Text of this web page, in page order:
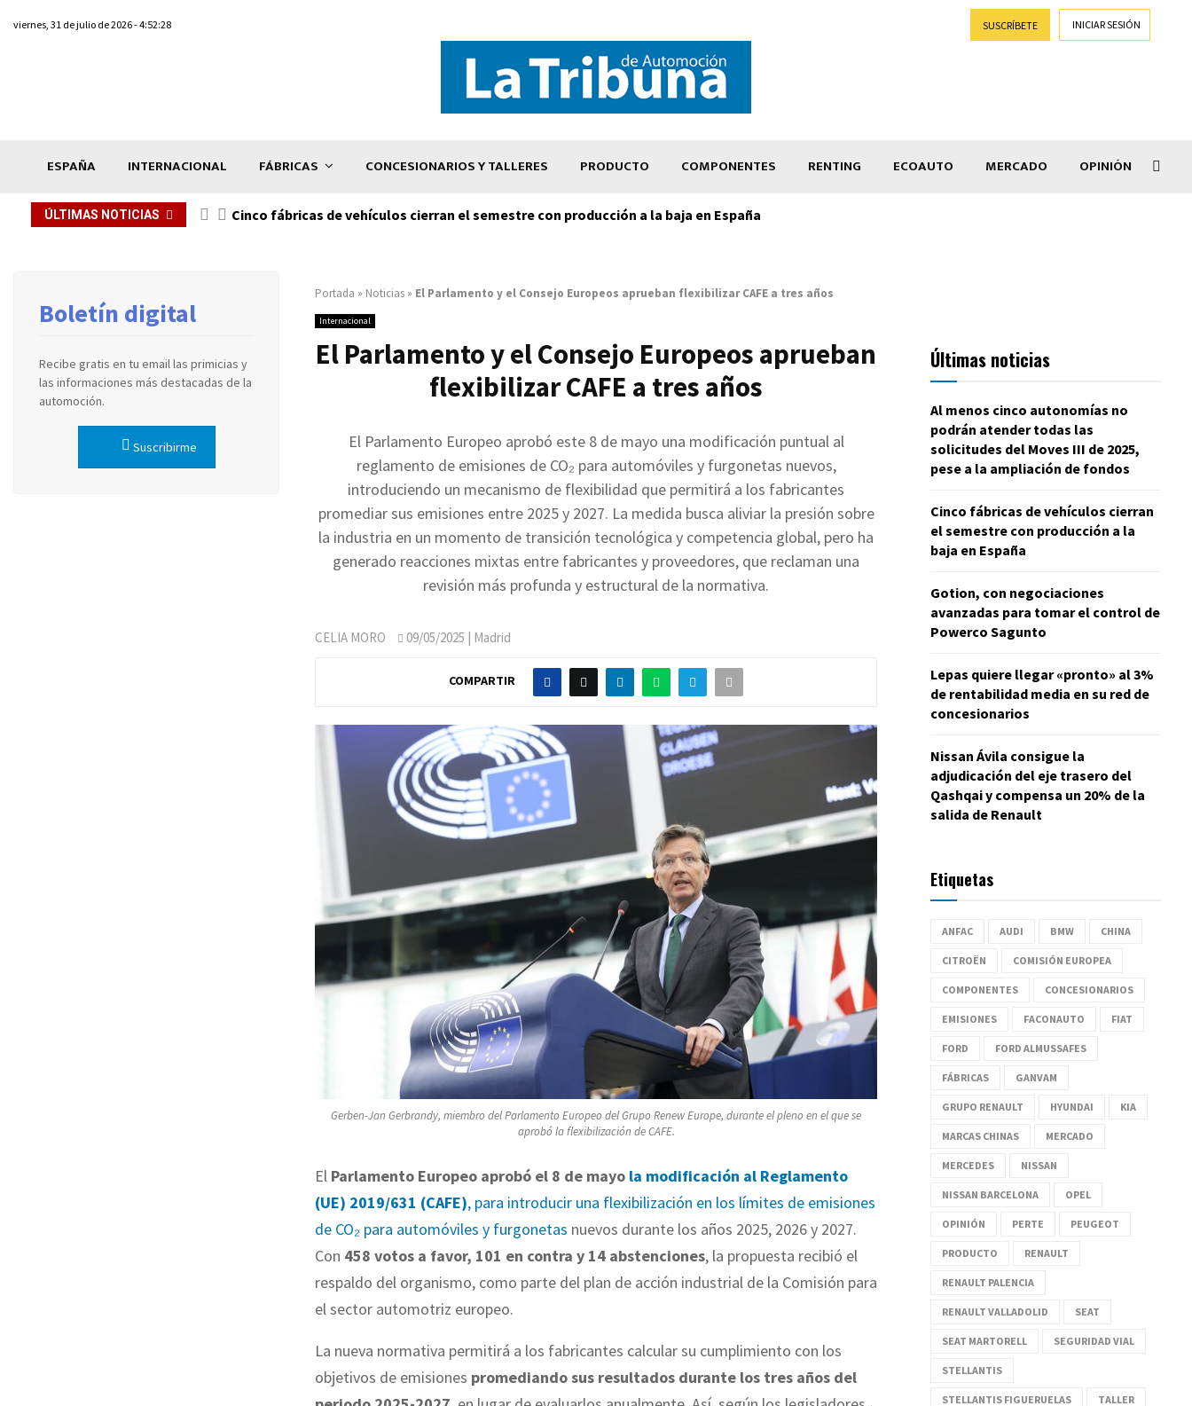
viernes, 31 de julio de 2026 - 4:52:28 SUSCRÍBETE INICIAR SESIÓN
ESPAÑA INTERNACIONAL FÁBRICAS CONCESIONARIOS Y TALLERES PRODUCTO COMPONENTES RENTING ECOAUTO MERCADO OPINIÓN
ÚLTIMAS NOTICIAS Cinco fábricas de vehículos cierran el semestre con producción a la baja en España
Portada » Noticias » El Parlamento y el Consejo Europeos aprueban flexibilizar CAFE a tres años
Internacional
El Parlamento y el Consejo Europeos aprueban
flexibilizar CAFE a tres años
El Parlamento Europeo aprobó este 8 de mayo una modificación puntual al
reglamento de emisiones de CO₂ para automóviles y furgonetas nuevos,
introduciendo un mecanismo de flexibilidad que permitirá a los fabricantes
promediar sus emisiones entre 2025 y 2027. La medida busca aliviar la presión sobre
la industria en un momento de transición tecnológica y competencia global, pero ha
generado reacciones mixtas entre fabricantes y proveedores, que reclaman una
revisión más profunda y estructural de la normativa.
CELIA MORO 09/05/2025 | Madrid
COMPARTIR
Gerben-Jan Gerbrandy, miembro del Parlamento Europeo del Grupo Renew Europe, durante el pleno en el que se
aprobó la flexibilización de CAFE.
El Parlamento Europeo aprobó el 8 de mayo la modificación al Reglamento
(UE) 2019/631 (CAFE), para introducir una flexibilización en los límites de emisiones
de CO₂ para automóviles y furgonetas nuevos durante los años 2025, 2026 y 2027.
Con 458 votos a favor, 101 en contra y 14 abstenciones, la propuesta recibió el
respaldo del organismo, como parte del plan de acción industrial de la Comisión para
el sector automotriz europeo.
La nueva normativa permitirá a los fabricantes calcular su cumplimiento con los
objetivos de emisiones promediando sus resultados durante los tres años del
Boletín digital
Recibe gratis en tu email las primicias y
las informaciones más destacadas de la
automoción.
Suscribirme
Últimas noticias
Al menos cinco autonomías no
podrán atender todas las
solicitudes del Moves III de 2025,
pese a la ampliación de fondos
Cinco fábricas de vehículos cierran
el semestre con producción a la
baja en España
Gotion, con negociaciones
avanzadas para tomar el control de
Powerco Sagunto
Lepas quiere llegar «pronto» al 3%
de rentabilidad media en su red de
concesionarios
Nissan Ávila consigue la
adjudicación del eje trasero del
Qashqai y compensa un 20% de la
salida de Renault
Etiquetas
ANFAC AUDI BMW CHINA
CITROËN COMISIÓN EUROPEA
COMPONENTES CONCESIONARIOS
EMISIONES FACONAUTO FIAT
FORD FORD ALMUSSAFES
FÁBRICAS GANVAM
GRUPO RENAULT HYUNDAI KIA
MARCAS CHINAS MERCADO
MERCEDES NISSAN
NISSAN BARCELONA OPEL
OPINIÓN PERTE PEUGEOT
PRODUCTO RENAULT
RENAULT PALENCIA
RENAULT VALLADOLID SEAT
SEAT MARTORELL SEGURIDAD VIAL
STELLANTIS
STELLANTIS FIGUERUELAS TALLER